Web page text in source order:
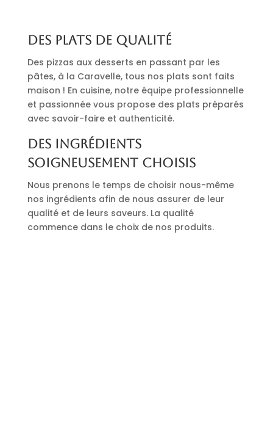
Des plats de qualité
Des pizzas aux desserts en passant par les
pâtes, à la Caravelle, tous nos plats sont faits
maison ! En cuisine, notre équipe professionnelle
et passionnée vous propose des plats préparés
avec savoir-faire et authenticité.
Des ingrédients
soigneusement choisis
Nous prenons le temps de choisir nous-même
nos ingrédients afin de nous assurer de leur
qualité et de leurs saveurs. La qualité
commence dans le choix de nos produits.